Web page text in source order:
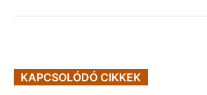
KAPCSOLÓDÓ CIKKEK